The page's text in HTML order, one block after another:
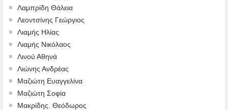
Λαμπρίδη Θάλεια
Λεοντσίνης Γεώργιος
Λιαμής Ηλίας
Λιαμής Νικόλαος
Λινού Αθηνά
Λιώνης Ανδρέας
Μαζιώτη Ευαγγελίνα
Μαζιώτη Σοφία
Μακρίδης. Θεόδωρος